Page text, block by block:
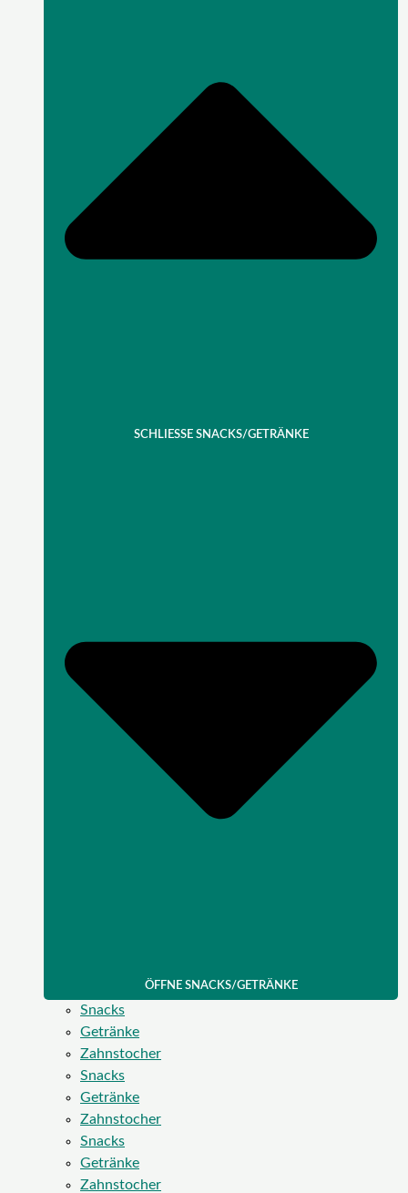
SCHLIESSE SNACKS/GETRÄNKE
ÖFFNE SNACKS/GETRÄNKE
Snacks
Getränke
Zahnstocher
Snacks
Getränke
Zahnstocher
Snacks
Getränke
Zahnstocher